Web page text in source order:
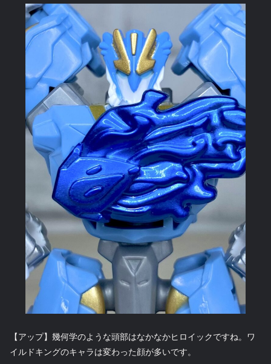
【アップ】幾何学のような頭部はなかなかヒロイックですね。ワ
イルドキングのキャラは変わった顔が多いです。